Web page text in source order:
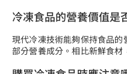
冷凍食品的營養價值是
現代冷凍技術能夠保持食品
部分營養成分。相比新鮮食材